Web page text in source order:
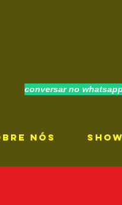
conversar no whatsapp
NÓS